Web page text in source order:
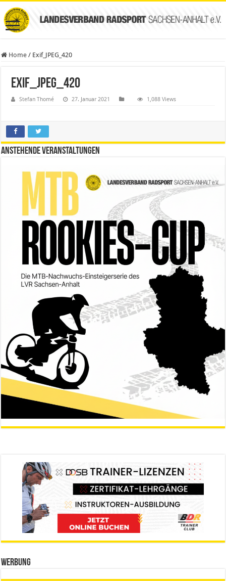
Home / Exif_JPEG_420
Exif_JPEG_420
Stefan Thomé 27. Januar 2021 1,088 Views
Anstehende Veranstaltungen
Werbung